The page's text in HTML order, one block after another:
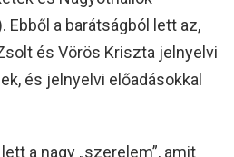
Ebből a barátságból lett az,
és Vörös Kriszta jelnyelvi
és jelnyelvi előadásokkal
a nagy „szerelem”, amit